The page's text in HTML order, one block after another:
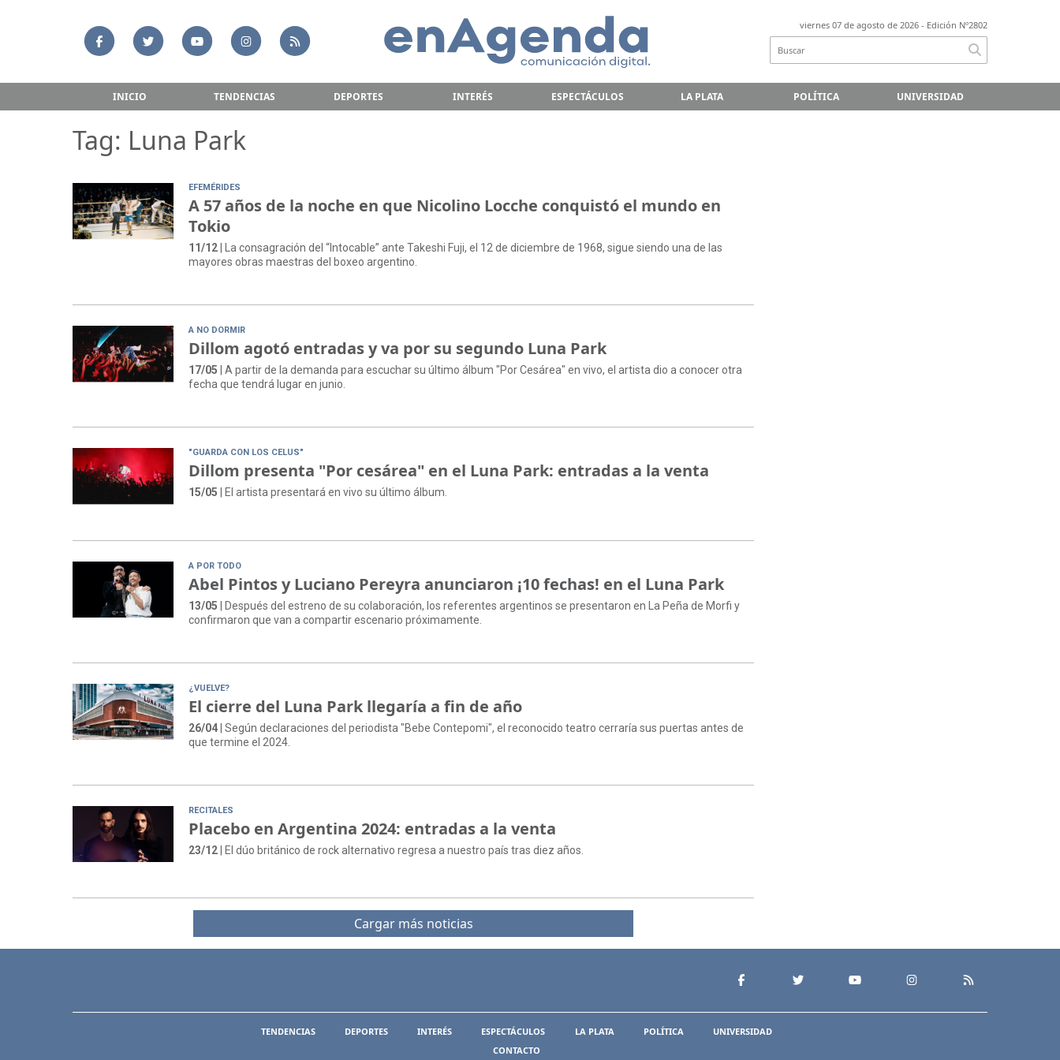
viernes 07 de agosto de 2026 - Edición Nº2802
INICIO TENDENCIAS DEPORTES INTERÉS ESPECTÁCULOS LA PLATA POLÍTICA UNIVERSIDAD
Tag: Luna Park
EFEMÉRIDES
A 57 años de la noche en que Nicolino Locche conquistó el mundo en
Tokio
11/12 | La consagración del “Intocable” ante Takeshi Fuji, el 12 de diciembre de 1968, sigue siendo una de las
mayores obras maestras del boxeo argentino.
A NO DORMIR
Dillom agotó entradas y va por su segundo Luna Park
17/05 | A partir de la demanda para escuchar su último álbum "Por Cesárea" en vivo, el artista dio a conocer otra
fecha que tendrá lugar en junio.
"GUARDA CON LOS CELUS"
Dillom presenta "Por cesárea" en el Luna Park: entradas a la venta
15/05 | El artista presentará en vivo su último álbum.
A POR TODO
Abel Pintos y Luciano Pereyra anunciaron ¡10 fechas! en el Luna Park
13/05 | Después del estreno de su colaboración, los referentes argentinos se presentaron en La Peña de Morfi y
confirmaron que van a compartir escenario próximamente.
¿VUELVE?
El cierre del Luna Park llegaría a fin de año
26/04 | Según declaraciones del periodista "Bebe Contepomi", el reconocido teatro cerraría sus puertas antes de
que termine el 2024.
RECITALES
Placebo en Argentina 2024: entradas a la venta
23/12 | El dúo británico de rock alternativo regresa a nuestro país tras diez años.
Cargar más noticias
TENDENCIAS DEPORTES INTERÉS ESPECTÁCULOS LA PLATA POLÍTICA
UNIVERSIDAD
CONTACTO